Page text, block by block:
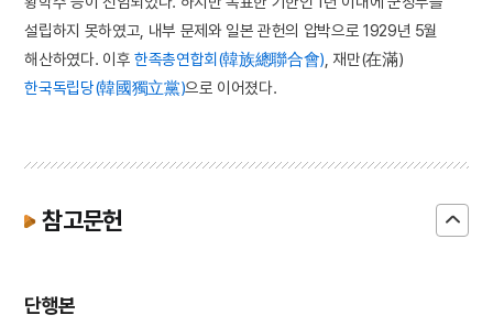
설립하지 못하였고, 내부 문제와 일본 관헌의 압박으로 1929년 5월
해산하였다. 이후 한족총연합회(韓族總聯合會) , 재만(在滿)
한국독립당(韓國獨立黨)으로 이어졌다.
참고문헌
단행본